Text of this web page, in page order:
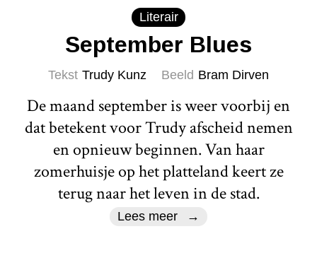
Literair
September Blues
Tekst Trudy Kunz Beeld Bram Dirven
De maand september is weer voorbij en
dat betekent voor Trudy afscheid nemen
en opnieuw beginnen. Van haar
zomerhuisje op het platteland keert ze
terug naar het leven in de stad.
Lees meer